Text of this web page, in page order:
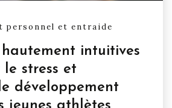
personnel et entraide
intuitives
stress et
développement